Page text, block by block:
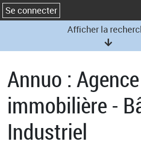
Afficher la
Annuo : Agence
immobilière -
Industriel